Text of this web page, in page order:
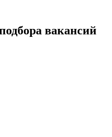
вакансий